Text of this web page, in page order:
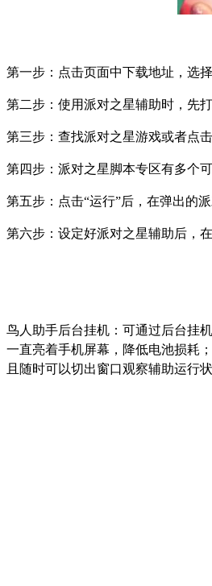
第一步：点击页面中下载地址，选
第二步：使用派对之星辅助时，先
第三步：查找派对之星游戏或者点
第四步：派对之星脚本专区有多个
第五步：点击“运行”后，在弹出的
第六步：设定好派对之星辅助后，
鸟人助手后台挂机：可通过后台挂
一直亮着手机屏幕，降低电池损耗
且随时可以切出窗口观察辅助运行状